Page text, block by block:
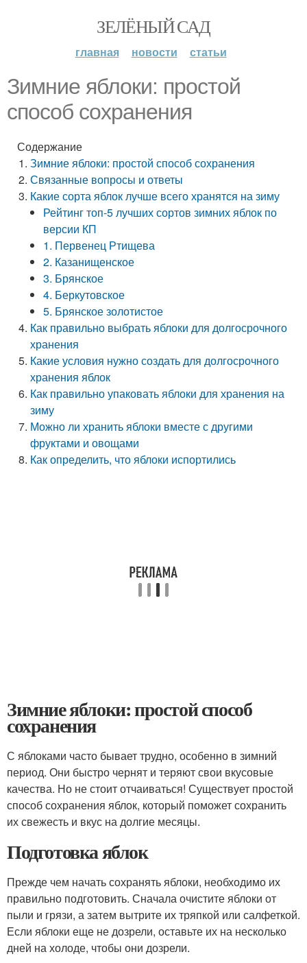
ЗЕЛЁНЫЙ САД
главная новости статьи
Зимние яблоки: простой
способ сохранения
Содержание
Зимние яблоки: простой способ сохранения
Связанные вопросы и ответы
Какие сорта яблок лучше всего хранятся на зиму
Рейтинг топ-5 лучших сортов зимних яблок по
версии КП
1. Первенец Ртищева
2. Казанищенское
3. Брянское
4. Беркутовское
5. Брянское золотистое
Как правильно выбрать яблоки для долгосрочного
хранения
Какие условия нужно создать для долгосрочного
хранения яблок
Как правильно упаковать яблоки для хранения на
зиму
Можно ли хранить яблоки вместе с другими
фруктами и овощами
Как определить, что яблоки испортились
Зимние яблоки: простой способ
сохранения
С яблоками часто бывает трудно, особенно в зимний
период. Они быстро чернят и теряют свои вкусовые
качества. Но не стоит отчаиваться! Существует простой
способ сохранения яблок, который поможет сохранить
их свежесть и вкус на долгие месяцы.
Подготовка яблок
Прежде чем начать сохранять яблоки, необходимо их
правильно подготовить. Сначала очистите яблоки от
пыли и грязи, а затем вытрите их тряпкой или салфеткой.
Если яблоки еще не дозрели, оставьте их на несколько
дней на холоде, чтобы они дозрели.